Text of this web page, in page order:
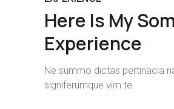
Here Is My
Experience
Ne summo dictas pertinacia
signiferumque vim te.